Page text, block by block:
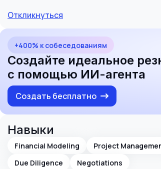
Откликнуться
+400% к собеседованиям
Создайте идеальное
с помощью ИИ-агента
Создать бесплатно
Навыки
Financial Modeling Project
Due Diligence
Negotiations